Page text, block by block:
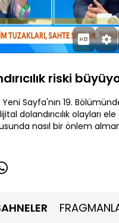
riski
Sayfa'nın 19.
dolandırıcılık olayları ele
nasıl bir önlem